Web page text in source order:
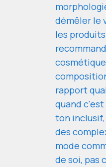
démêler le
les
rapport
quand
ton
des
mode
de soi, pas